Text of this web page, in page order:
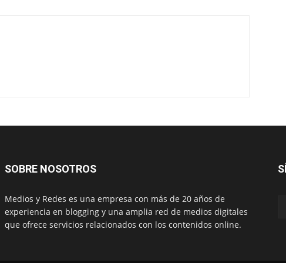
SOBRE NOSOTROS
Medios y Redes es una empresa con más de 20 años de
experiencia en blogging y una amplia red de medios digitales
que ofrece servicios relacionados con los contenidos online.